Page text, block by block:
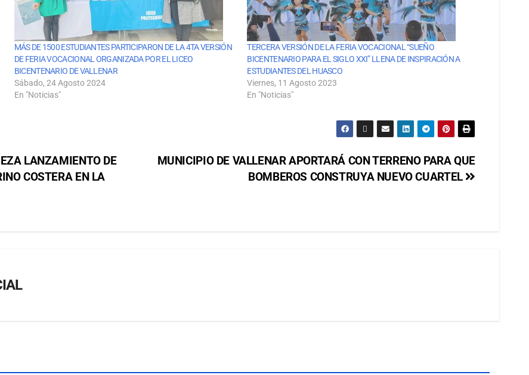
MÁS DE 1500 ESTUDIANTES PARTICIPARON DE LA 4TA VERSIÓN
DE FERIA VOCACIONAL ORGANIZADA POR EL LICEO
BICENTENARIO DE VALLENAR
Sábado, 24 Agosto 2024
En "Noticias"
TERCERA VERSIÓN DE LA FERIA VOCACIONAL “SUEÑO
BICENTENARIO PARA EL SIGLO XXI” LLENA DE INSPIRACIÓN A
ESTUDIANTES DEL HUASCO
Viernes, 11 Agosto 2023
En "Noticias"
MUNICIPIO DE VALLENAR APORTARÁ CON TERRENO PARA QUE
BOMBEROS CONSTRUYA NUEVO CUARTEL
LANZAMIENTO DE
COSTERA EN LA